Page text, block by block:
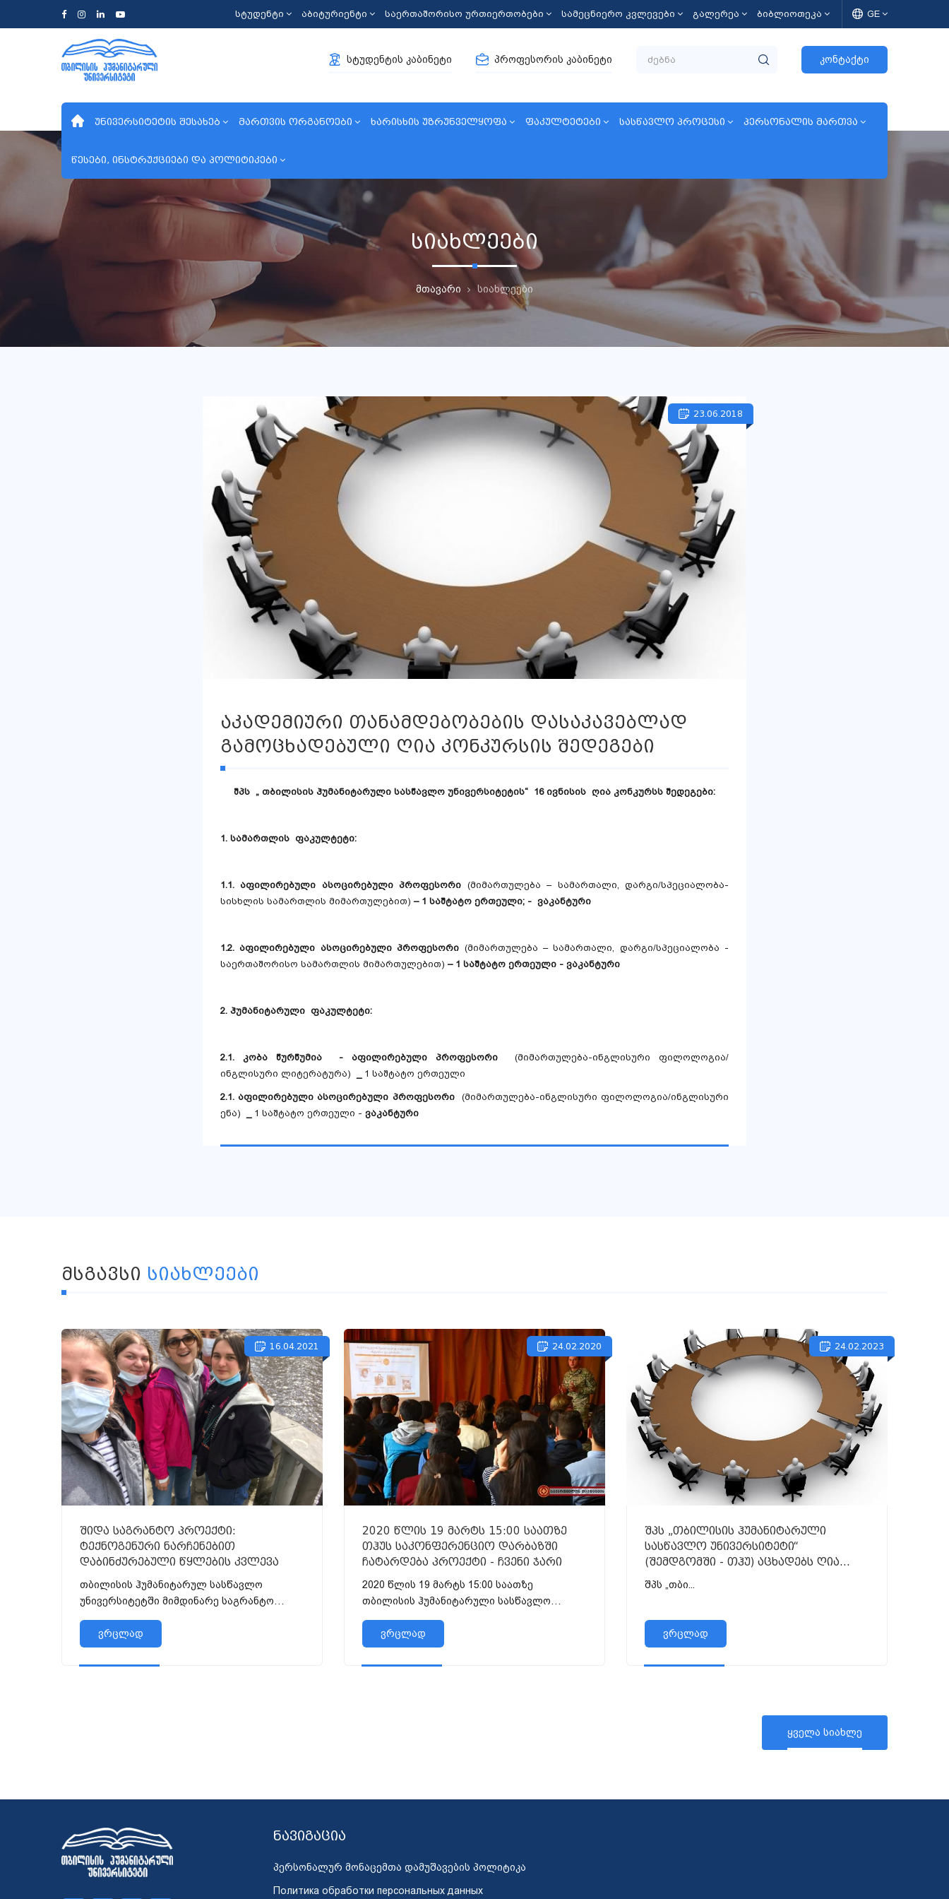
სტუდენტი აბიტურიენტი საერთაშორისო ურთიერთობები სამეცნიერო კვლევები გალერეა ბიბლიოთეკა GE
სტუდენტის კაბინეტი პროფესორის კაბინეტი კონტაქტი
უნივერსიტეტის შესახებ მართვის ორგანოები ხარისხის უზრუნველყოფა ფაკულტეტები სასწავლო პროცესი პერსონალის მართვა
წესები, ინსტრუქციები და პოლიტიკები
სიახლეები
მთავარი სიახლეები
23.06.2018
აკადემიური თანამდებობების დასაკავებლად
გამოცხადებული ღია კონკურსის შედეგები
შპს „ თბილისის ჰუმანიტარული სასწავლო უნივერსიტეტის“ 16 ივნისის ღია კონკურსს შედეგები:
1. სამართლის ფაკულტეტი:
1.1. აფილირებული ასოცირებული პროფესორი (მიმართულება – სამართალი, დარგი/სპეციალობა-
სისხლის სამართლის მიმართულებით) – 1 საშტატო ერთეული; - ვაკანტური
1.2. აფილირებული ასოცირებული პროფესორი (მიმართულება – სამართალი, დარგი/სპეციალობა -
საერთაშორისო სამართლის მიმართულებით) – 1 საშტატო ერთეული - ვაკანტური
2. ჰუმანიტარული ფაკულტეტი:
2.1. კობა წურწუმია - აფილირებული პროფესორი (მიმართულება-ინგლისური ფილოლოგია/
ინგლისური ლიტერატურა)
1 საშტატო ერთეული
2.1. აფილირებული ასოცირებული პროფესორი(მიმართულება-ინგლისური ფილოლოგია/ინგლისური
ენა)
1 საშტატო ერთეული - ვაკანტური
ᲛᲡᲒᲐᲕᲡᲘ ᲡᲘᲐᲮᲚᲔᲔᲑᲘ
16.04.2021
შიდა საგრანტო პროექტი:
ტექნოგენური ნარჩენებით
დაბინძურებული წყლების კვლევა
თბილისის ჰუმანიტარულ სასწავლო
უნივერსიტეტში მიმდინარე საგრანტო
დაბინძურებული წყლების კვლევა“...
ვრცლად
24.02.2020
2020 წლის 19 მარტს 15:00 საათზე
თჰუს საკონფერენციო დარბაზში
ჩატარდება პროექტი - ჩვენი ჯარი
2020 წლის 19 მარტს 15:00 საათზე
თბილისის ჰუმანიტარული სასწავლო
ვრცლად
24.02.2023
შპს „თბილისის ჰუმანიტარული
სასწავლო უნივერსიტეტი“
(შემდგომში - თჰუ) აცხადებს ღია
კონკურსს შემდეგი ვაკანტური
აკადემიური თანამდებობის
შპს „თბი...
ვრცლად
ყველა სიახლე
ნავიგაცია
პერსონალურ მონაცემთა დამუშავების პოლიტიკა
Политика обработки персональных данных